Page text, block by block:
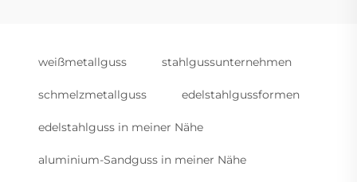
weißmetallguss stahlgussunternehmen
schmelzmetallguss edelstahlgussformen
edelstahlguss in meiner Nähe
aluminium-Sandguss in meiner Nähe